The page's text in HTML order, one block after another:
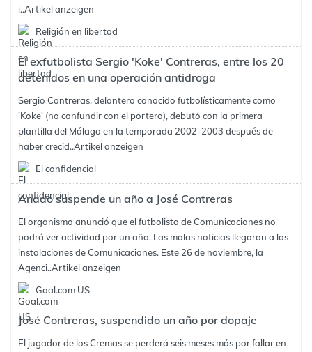
i..Artikel anzeigen
Religión en libertad
El exfutbolista Sergio 'Koke' Contreras, entre los 20
detenidos en una operación antidroga
Sergio Contreras, delantero conocido futbolísticamente como
'Koke' (no confundir con el portero), debutó con la primera
plantilla del Málaga en la temporada 2002-2003 después de
haber crecid..Artikel anzeigen
El confidencial
Anado suspende un año a José Contreras
El organismo anunció que el futbolista de Comunicaciones no
podrá ver actividad por un año. Las malas noticias llegaron a las
instalaciones de Comunicaciones. Este 26 de noviembre, la
Agenci..Artikel anzeigen
Goal.com US
José Contreras, suspendido un año por dopaje
El jugador de los Cremas se perderá seis meses más por fallar en